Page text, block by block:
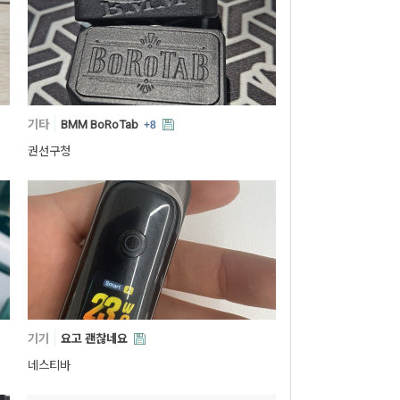
기타 BMM BoRoTab +8
권선구청
기기
요고 괜찮네요
네스티바